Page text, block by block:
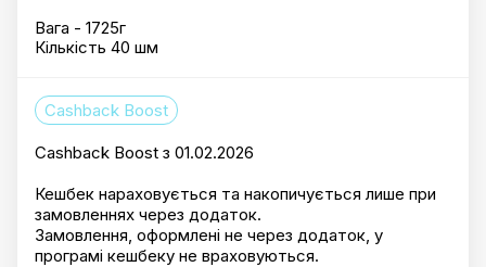
Вага - 1725г
Кількість 40 шм
Cashback Boost
Cashback Boost з 01.02.2026
Кешбек нараховується та накопичується лише при
замовленнях через додаток.
Замовлення, оформлені не через додаток, у
програмі кешбеку не враховуються.